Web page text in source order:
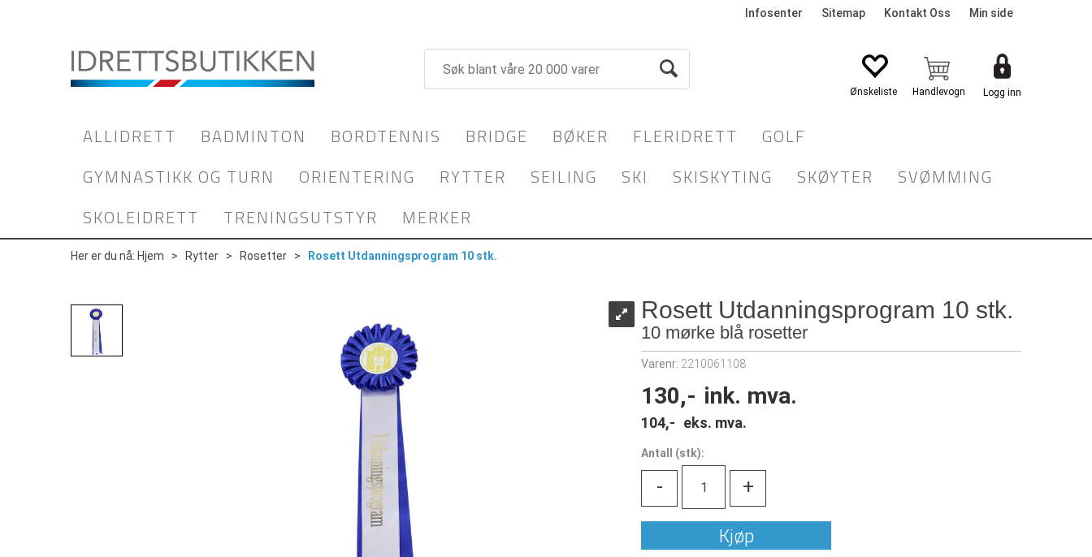
Infosenter Sitemap Kontakt Oss Min side
Logg inn
ALLIDRETT BADMINTON BORDTENNIS BRIDGE BØKER FLERIDRETT
GOLF
GYMNASTIKK OG TURN
ORIENTERING RYTTER SEILING SKI SKISKYTING SKØYTER
SVØMMING
SKOLEIDRETT
TRENINGSUTSTYR MERKER
Her er du nå: Hjem > Rytter > Rosetter > Rosett Utdanningsprogram 10 stk.
Rosett Utdanningsprogram 10 stk.
10 mørke blå rosetter
Varenr: 2210061108
130,- ink. mva.
104,- eks. mva.
Antall (stk):
- +
Kjøp